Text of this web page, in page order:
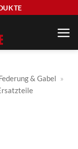
& Gabel »